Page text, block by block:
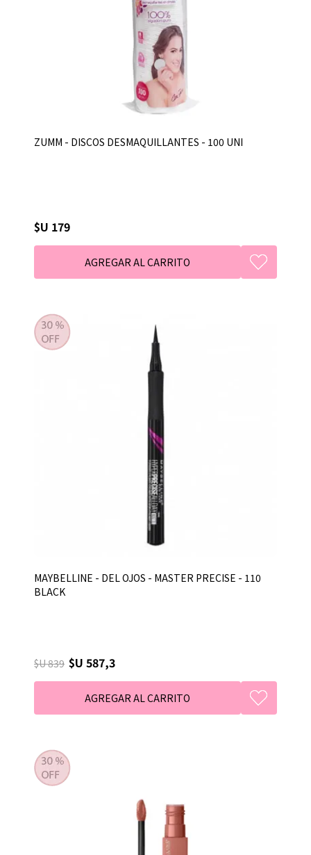
ZUMM - DISCOS DESMAQUILLANTES - 100 UNI
$U 179
MAYBELLINE - DEL OJOS - MASTER PRECISE - 110
BLACK
$U 839 $U 587,3